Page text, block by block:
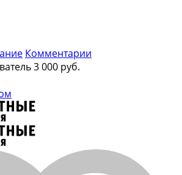
Комментарии
3 000 руб.